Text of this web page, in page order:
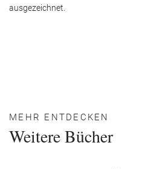
ausgezeichnet.
MEHR ENTDECKEN
Weitere Bücher